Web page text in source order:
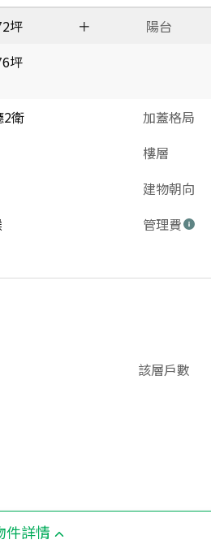
坪 ＋
陽台
坪
2衛
加蓋格局
樓層
建物朝向
管理費
該層戶數
件詳情